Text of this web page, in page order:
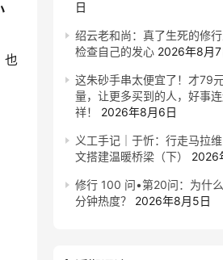
也
日
绍云老和尚：真了生死的修
检查自己的发心 2026年8月7
这朱砂手串太便宜了！才79
量，让更多买到的人，好事
祥！
2026年8月6日
义工手记｜于忻：行走马拉
文搭建温暖桥梁（下）
2026
修行 100 问•第20问：为什
分钟热度？
2026年8月5日